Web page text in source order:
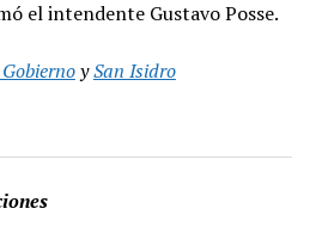
el intendente Gustavo Posse.
ySan Isidro